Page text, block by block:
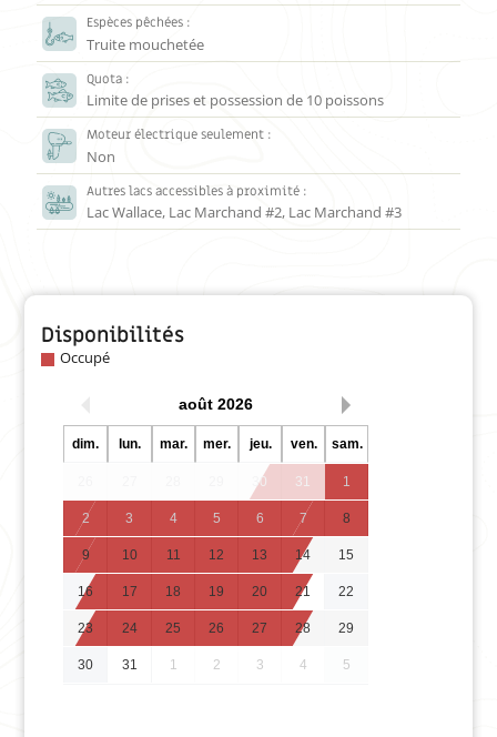
Espèces pêchées :
Truite mouchetée
Quota :
Limite de prises et possession de 10 poissons
Moteur électrique seulement :
Non
Autres lacs accessibles à proximité :
Lac Wallace, Lac Marchand #2, Lac Marchand #3
Disponibilités
Occupé
août 2026
dim. lun. mar. mer. jeu. ven. sam.
30 31 1
2 3 4 5 6 7 8
9 10 11 12 13 14 15
16 17 18 19 20 21 22
23 24 25 26 27 28 29
30 31 1 2 3 4 5